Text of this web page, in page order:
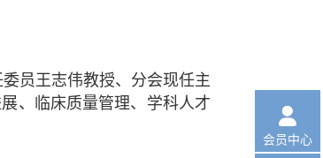
员王志伟教授、分会现任主
、临床质量管理、学科人才

会员中心